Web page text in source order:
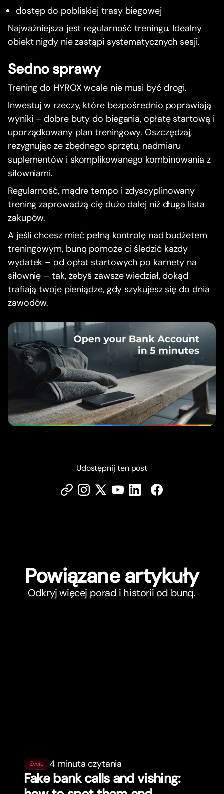
dostęp do pobliskiej trasy biegowej
Najważniejsza jest regularność treningu. Idealny
obiekt nigdy nie zastąpi systematycznych sesji.
Sedno sprawy
Trening do HYROX wcale nie musi być drogi.
Inwestuj w rzeczy, które bezpośrednio poprawiają
wyniki – dobre buty do biegania, opłatę startową i
uporządkowany plan treningowy. Oszczędzaj,
rezygnując ze zbędnego sprzętu, nadmiaru
suplementów i skomplikowanego kombinowania z
siłowniami.
Regularność, mądre tempo i zdyscyplinowany
trening zaprowadzą cię dużo dalej niż długa lista
zakupów.
A jeśli chcesz mieć pełną kontrolę nad budżetem
treningowym, bunq pomoże ci śledzić każdy
wydatek – od opłat startowych po karnety na
siłownię – tak, żebyś zawsze wiedział, dokąd
trafiają twoje pieniądze, gdy szykujesz się do dnia
zawodów.
Udostępnij ten post
Powiązane artykuły
Odkryj więcej porad i historii od bunq.
Życie 4 minuta czytania
Fake bank calls and vishing: